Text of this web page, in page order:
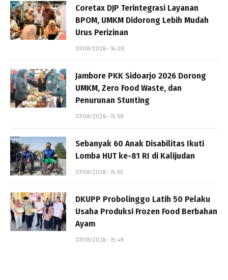
Coretax DJP Terintegrasi Layanan
BPOM, UMKM Didorong Lebih Mudah
Urus Perizinan
07/08/2026 - 16:09
Jambore PKK Sidoarjo 2026 Dorong
UMKM, Zero Food Waste, dan
Penurunan Stunting
07/08/2026 - 15:59
Sebanyak 60 Anak Disabilitas Ikuti
Lomba HUT ke-81 RI di Kalijudan
07/08/2026 - 15:53
DKUPP Probolinggo Latih 50 Pelaku
Usaha Produksi Frozen Food Berbahan
Ayam
07/08/2026 - 15:49